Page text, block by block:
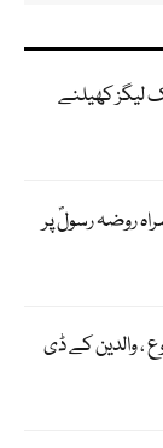
لیگز کھیلنے
روضہ رسولؐ پر
، والدین کے ڈی